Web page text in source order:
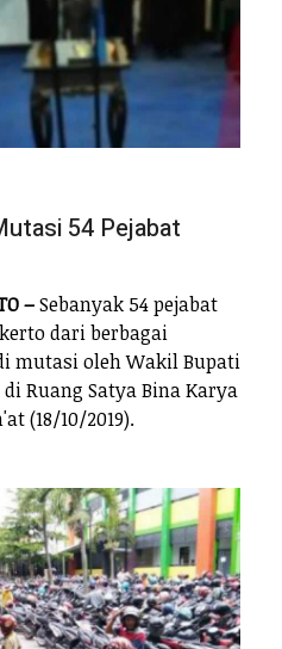
54 Pejabat
–Sebanyak 54 pejabat
dari berbagai
mutasi oleh Wakil Bupati
Ruang Satya Bina Karya
(18/10/2019).